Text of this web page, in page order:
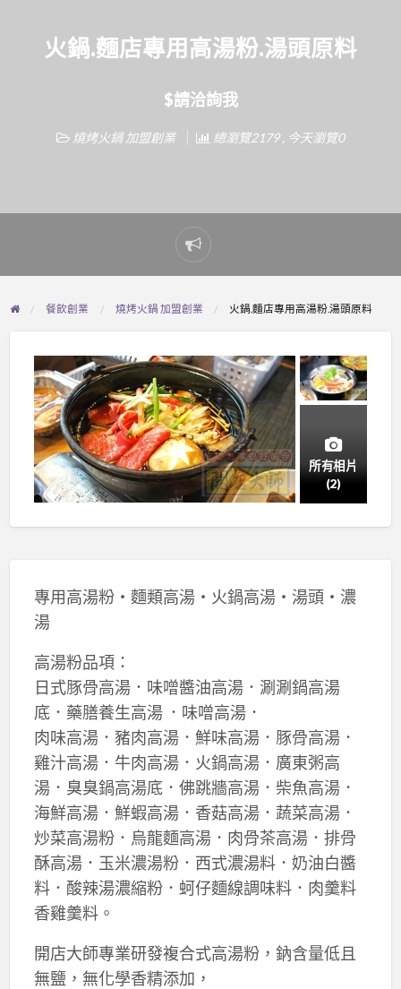
火鍋.麵店專用高湯粉.湯頭原料
$請洽詢我
燒烤火鍋 加盟創業 總瀏覽2179 , 今天瀏覽0
Report
problem
餐飲創業 燒烤火鍋 加盟創業 火鍋.麵店專用高湯粉.湯頭原料
所有相片
(2)
專用高湯粉‧麵類高湯‧火鍋高湯‧湯頭‧濃
湯
高湯粉品項：
日式豚骨高湯．味噌醬油高湯．涮涮鍋高湯
底．藥膳養生高湯 ．味噌高湯．
肉味高湯．豬肉高湯．鮮味高湯．豚骨高湯．
雞汁高湯．牛肉高湯．火鍋高湯．廣東粥高
湯．臭臭鍋高湯底．佛跳牆高湯．柴魚高湯．
海鮮高湯．鮮蝦高湯．香菇高湯．蔬菜高湯．
炒菜高湯粉．烏龍麵高湯．肉骨茶高湯．排骨
酥高湯．玉米濃湯粉．西式濃湯料．奶油白醬
料．酸辣湯濃縮粉．蚵仔麵線調味料．肉羹料
香雞羹料。
開店大師專業研發複合式高湯粉，鈉含量低且
無鹽，無化學香精添加，